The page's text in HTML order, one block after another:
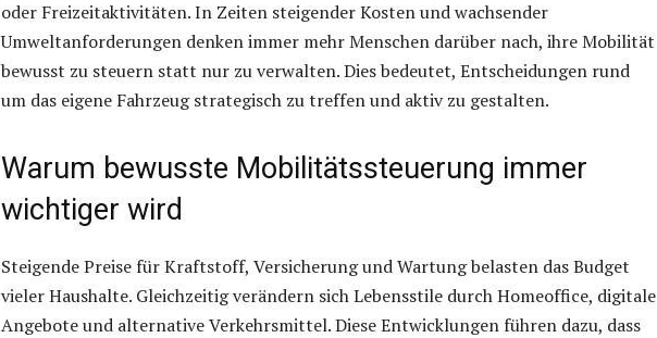
oder Freizeitaktivitäten. In Zeiten steigender Kosten und wachsender
Umweltanforderungen denken immer mehr Menschen darüber nach, ihre Mobilität
bewusst zu steuern statt nur zu verwalten. Dies bedeutet, Entscheidungen rund
um das eigene Fahrzeug strategisch zu treffen und aktiv zu gestalten.
Warum bewusste Mobilitätssteuerung immer
wichtiger wird
Steigende Preise für Kraftstoff, Versicherung und Wartung belasten das Budget
vieler Haushalte. Gleichzeitig verändern sich Lebensstile durch Homeoffice, digitale
Angebote und alternative Verkehrsmittel. Diese Entwicklungen führen dazu, dass